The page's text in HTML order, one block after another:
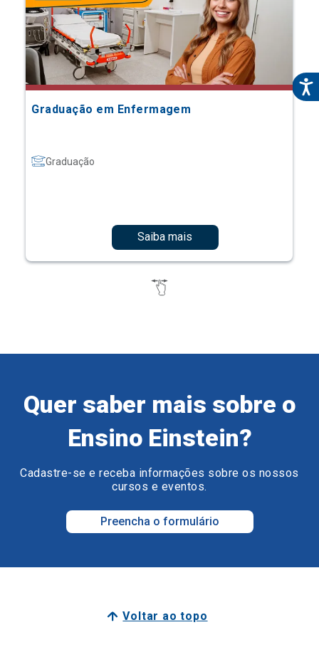
Graduação em Enfermagem
Graduação
Saiba mais
Quer saber mais sobre o
Ensino Einstein?
Cadastre-se e receba informações sobre os nossos
cursos e eventos.
Preencha o formulário
Voltar ao topo